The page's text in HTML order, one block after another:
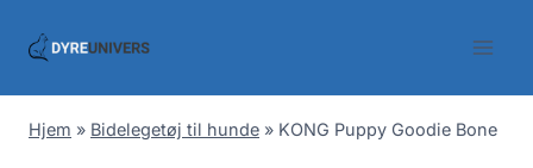
Hjem » Bidelegetøj til hunde » KONG Puppy Goodie Bone